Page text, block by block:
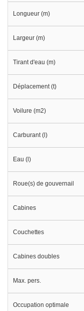
Longueur (m)
Largeur (m)
Tirant d'eau (m)
Déplacement (t)
Voilure (m2)
Carburant (l)
Eau (l)
Roue(s) de gouvernail
Cabines
Couchettes
Cabines doubles
Max. pers.
Occupation optimale